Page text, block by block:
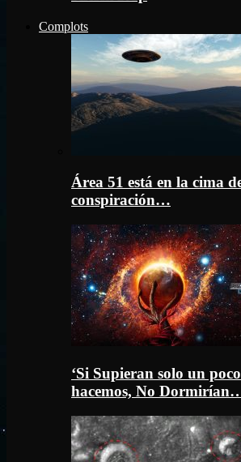
Complots
Área 51 está en la cima
conspiración…
‘Si Supieran solo un
hacemos, No